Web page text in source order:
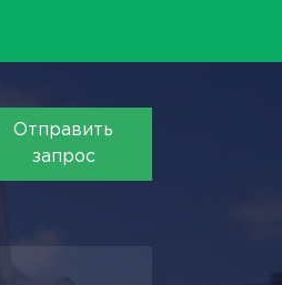
Отправить
запрос